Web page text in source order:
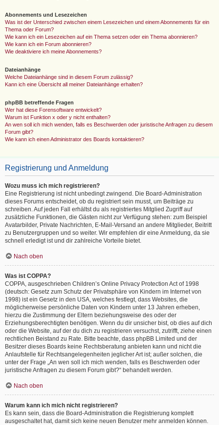
Abonnements und Lesezeichen
Was ist der Unterschied zwischen einem Lesezeichen und einem Abonnements für ein
Thema oder Forum?
Wie kann ich ein Lesezeichen auf ein Thema setzen oder ein Thema abonnieren?
Wie kann ich ein Forum abonnieren?
Wie deaktiviere ich meine Abonnements?
Dateianhänge
Welche Dateianhänge sind in diesem Forum zulässig?
Kann ich eine Übersicht all meiner Dateianhänge erhalten?
phpBB betreffende Fragen
Wer hat diese Forensoftware entwickelt?
Warum ist Funktion x oder y nicht enthalten?
An wen soll ich mich wenden, falls es Beschwerden oder juristische Anfragen zu diesem
Forum gibt?
Wie kann ich einen Administrator des Boards kontaktieren?
Registrierung und Anmeldung
Wozu muss ich mich registrieren?
Eine Registrierung ist nicht unbedingt zwingend. Die Board-Administration
dieses Forums entscheidet, ob du registriert sein musst, um Beiträge zu
schreiben. Auf jeden Fall erhältst du als registriertes Mitglied Zugriff auf
zusätzliche Funktionen, die Gästen nicht zur Verfügung stehen: zum Beispiel
Avatarbilder, Private Nachrichten, E-Mail-Versand an andere Mitglieder, Beitritt
zu Benutzergruppen und so weiter. Wir empfehlen dir eine Anmeldung, da sie
schnell erledigt ist und dir zahlreiche Vorteile bietet.
Nach oben
Was ist COPPA?
COPPA, ausgeschrieben Children’s Online Privacy Protection Act of 1998
(deutsch: Gesetz zum Schutz der Privatsphäre von Kindern im Internet von
1998) ist ein Gesetz in den USA, welches festlegt, dass Websites, die
möglicherweise persönliche Daten von Kindern unter 13 Jahren erheben,
hierzu die Zustimmung der Eltern beziehungsweise des oder der
Erziehungsberechtigten benötigen. Wenn du dir unsicher bist, ob dies auf dich
oder die Website, auf der du dich zu registrieren versuchst, zutrifft, ziehe einen
rechtlichen Beistand zu Rate. Bitte beachte, dass phpBB Limited und der
Besitzer dieses Boards keine Rechtsberatung anbieten kann und nicht die
Anlaufstelle für Rechtsangelegenheiten jeglicher Art ist; außer solchen, die
unter der Frage „An wen soll ich mich wenden, falls es Beschwerden oder
juristische Anfragen zu diesem Forum gibt?“ behandelt werden.
Nach oben
Warum kann ich mich nicht registrieren?
Es kann sein, dass die Board-Administration die Registrierung komplett
ausgeschaltet hat, damit sich keine neuen Benutzer mehr anmelden können.